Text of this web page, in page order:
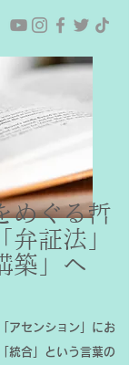
めぐる哲
証法」
築」へ
アセンション」にお
統合」という言葉の